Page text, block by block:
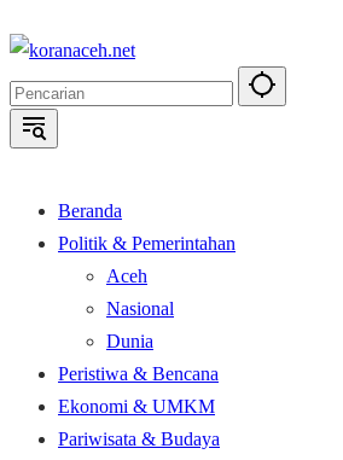
ke
konten
Beranda
Politik & Pemerintahan
Aceh
Nasional
Dunia
Peristiwa & Bencana
Ekonomi & UMKM
Pariwisata & Budaya